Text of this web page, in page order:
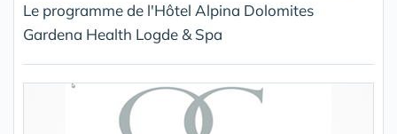
Le programme de l'Hôtel Alpina Dolomites
Gardena Health Logde & Spa